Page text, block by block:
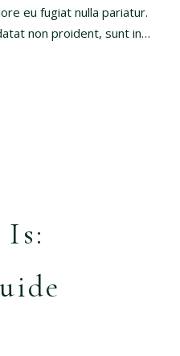
eu fugiat nulla pariatur.
non proident, sunt in…